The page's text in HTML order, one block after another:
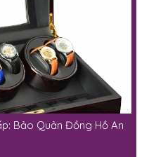
Bảo Quản Đồng Hồ An